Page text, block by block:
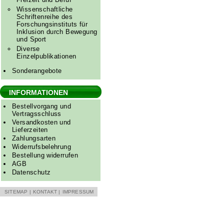
Wissenschaftliche
Schriftenreihe des
Forschungsinstituts für
Inklusion durch Bewegung
und Sport
Diverse
Einzelpublikationen
Sonderangebote
INFORMATIONEN
Bestellvorgang und
Vertragsschluss
Versandkosten und
Lieferzeiten
Zahlungsarten
Widerrufsbelehrung
Bestellung widerrufen
AGB
Datenschutz
SITEMAP | KONTAKT | IMPRESSUM